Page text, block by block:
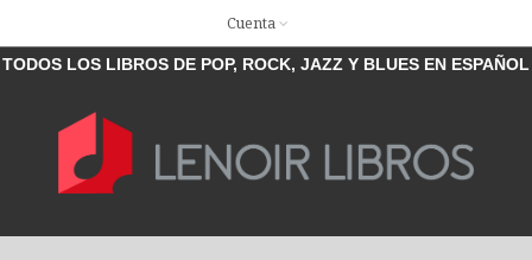
Cuenta
TODOS LOS LIBROS DE POP, ROCK, JAZZ Y BLUES EN ESPAÑOL